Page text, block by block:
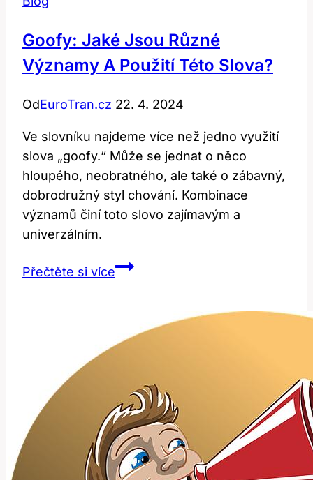
Goofy: Jaké Jsou Různé
Významy A Použití Této Slova?
OdEuroTran.cz 22. 4. 2024
Ve slovníku najdeme více než jedno využití
slova „goofy.“ Může se jednat o něco
hloupého, neobratného, ale také o zábavný,
dobrodružný styl chování. Kombinace
významů činí toto slovo zajímavým a
univerzálním.
Přečtěte si víceGoofy:
Různé
Významy
Použití
Této
Slova?